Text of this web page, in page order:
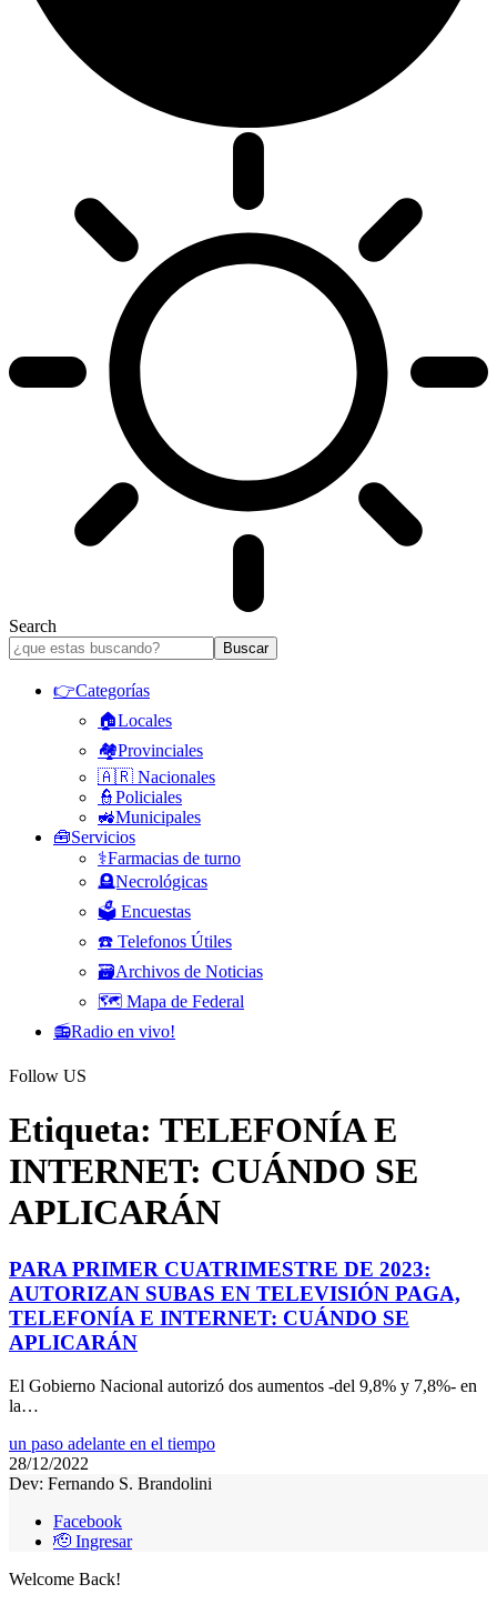
Search
👉Categorías
🏠Locales
🏘️Provinciales
🇦🇷 Nacionales
👮Policiales
🚜Municipales
🧰Servicios
⚕️Farmacias de turno
🪦Necrológicas
🗳️ Encuestas
☎️ Telefonos Útiles
🗃️Archivos de Noticias
🗺️ Mapa de Federal
📻Radio en vivo!
Follow US
Etiqueta: TELEFONÍA E
INTERNET: CUÁNDO SE
APLICARÁN
PARA PRIMER CUATRIMESTRE DE 2023:
AUTORIZAN SUBAS EN TELEVISIÓN PAGA,
TELEFONÍA E INTERNET: CUÁNDO SE
APLICARÁN
El Gobierno Nacional autorizó dos aumentos -del 9,8% y 7,8%- en
la…
un paso adelante en el tiempo
28/12/2022
Dev: Fernando S. Brandolini
Facebook
🫡 Ingresar
Welcome Back!